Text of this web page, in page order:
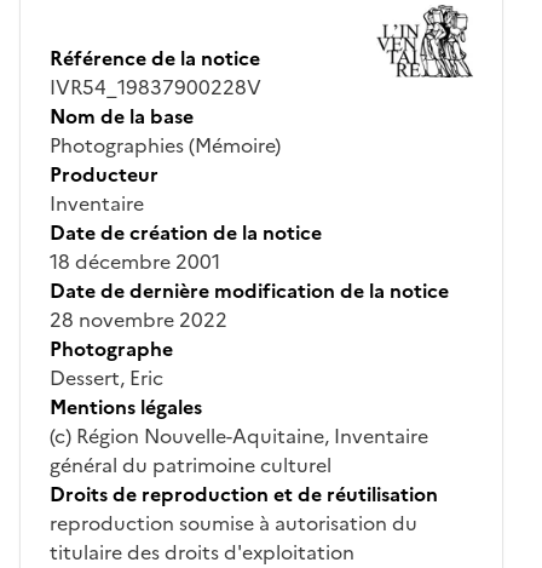
Référence de la notice
IVR54_19837900228V
Nom de la base
Photographies (Mémoire)
Producteur
Inventaire
Date de création de la notice
18 décembre 2001
Date de dernière modification de la notice
28 novembre 2022
Photographe
Dessert, Eric
Mentions légales
(c) Région Nouvelle-Aquitaine, Inventaire
général du patrimoine culturel
Droits de reproduction et de réutilisation
reproduction soumise à autorisation du
titulaire des droits d'exploitation